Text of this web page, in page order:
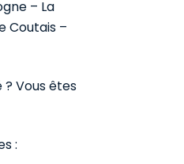
– La
Coutais –
Vous êtes
: